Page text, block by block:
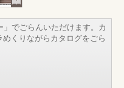
でごらんいただけます。カ
くりながらカタログをごら